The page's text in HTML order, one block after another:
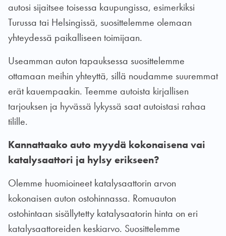
autosi sijaitsee toisessa kaupungissa, esimerkiksi
Turussa tai Helsingissä, suosittelemme olemaan
yhteydessä paikalliseen toimijaan.
Useamman auton tapauksessa suosittelemme
ottamaan meihin yhteyttä, sillä noudamme suuremmat
erät kauempaakin. Teemme autoista kirjallisen
tarjouksen ja hyvässä lykyssä saat autoistasi rahaa
tilille.
Kannattaako auto myydä kokonaisena vai
katalysaattori ja hylsy erikseen?
Olemme huomioineet katalysaattorin arvon
kokonaisen auton ostohinnassa. Romuauton
ostohintaan sisällytetty katalysaatorin hinta on eri
katalysaattoreiden keskiarvo. Suosittelemme